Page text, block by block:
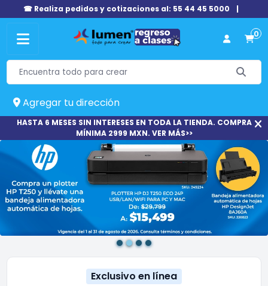
☎ Realiza pedidos y cotizaciones al: 55 44 45 5000 |
0
Agregar tu dirección
HASTA 6 MESES SIN INTERESES EN TODA LA TIENDA. COMPRA
MÍNIMA 2999 MXN. VER MÁS>>
Exclusivo en línea